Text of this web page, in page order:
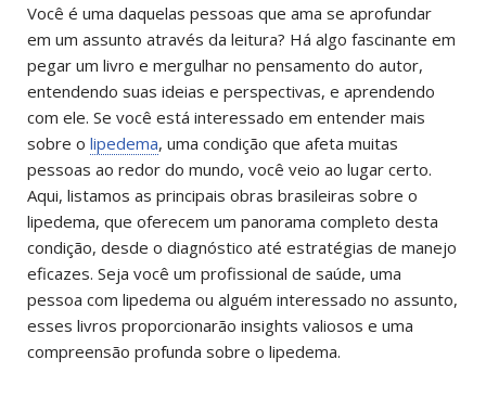
Você é uma daquelas pessoas que ama se aprofundar
em um assunto através da leitura? Há algo fascinante em
pegar um livro e mergulhar no pensamento do autor,
entendendo suas ideias e perspectivas, e aprendendo
com ele. Se você está interessado em entender mais
sobre o lipedema, uma condição que afeta muitas
pessoas ao redor do mundo, você veio ao lugar certo.
Aqui, listamos as principais obras brasileiras sobre o
lipedema, que oferecem um panorama completo desta
condição, desde o diagnóstico até estratégias de manejo
eficazes. Seja você um profissional de saúde, uma
pessoa com lipedema ou alguém interessado no assunto,
esses livros proporcionarão insights valiosos e uma
compreensão profunda sobre o lipedema.